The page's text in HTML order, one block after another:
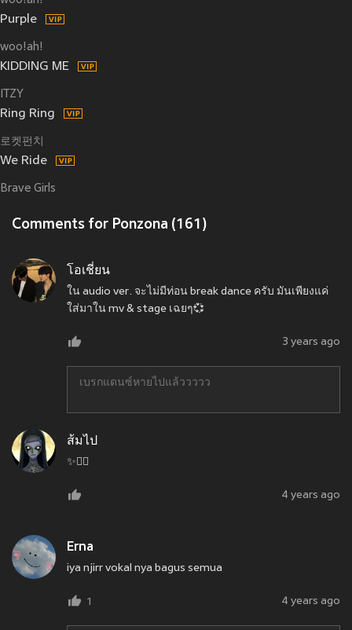
Purple
woo!ah!
KIDDING ME
ITZY
Ring Ring
로켓펀치
We Ride
Brave Girls
Comments for Ponzona (161)
โอเชี่ยน
ใน audio ver. จะไม่มีท่อน break dance ครับ มันเพียงแค่
ใส่มาใน mv & stage เฉยๆ💞
3 years ago
เบรกแดนซ์หายไปแล้ววววว
ส้มไป
✨❤️‍🔥
4 years ago
Erna
iya njirr vokal nya bagus semua
1 4 years ago